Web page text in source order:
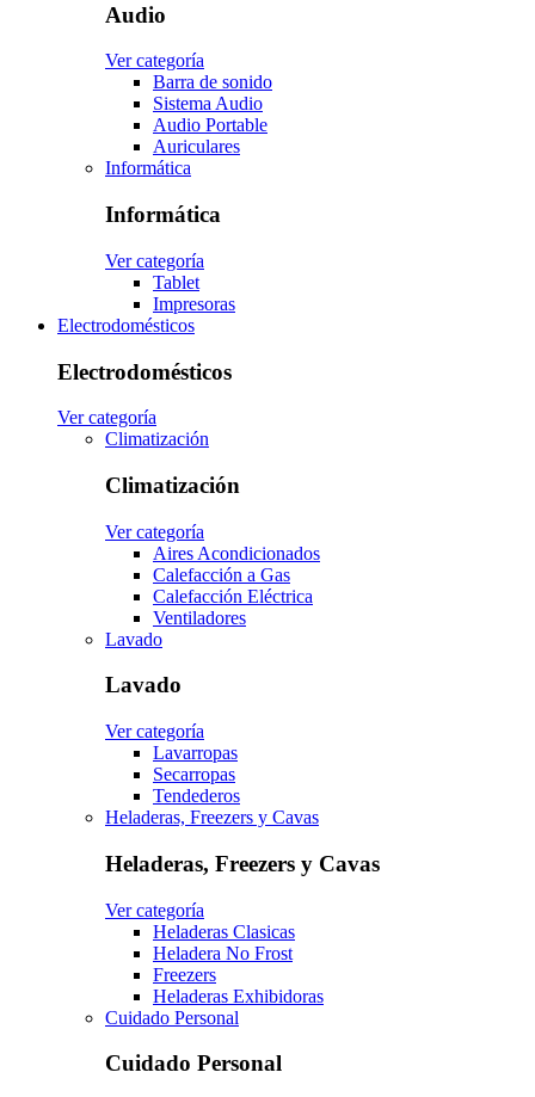
Audio
Ver categoría
Barra de sonido
Sistema Audio
Audio Portable
Auriculares
Informática
Informática
Ver categoría
Tablet
Impresoras
Electrodomésticos
Electrodomésticos
Ver categoría
Climatización
Climatización
Ver categoría
Aires Acondicionados
Calefacción a Gas
Calefacción Eléctrica
Ventiladores
Lavado
Lavado
Ver categoría
Lavarropas
Secarropas
Tendederos
Heladeras, Freezers y Cavas
Heladeras, Freezers y Cavas
Ver categoría
Heladeras Clasicas
Heladera No Frost
Freezers
Heladeras Exhibidoras
Cuidado Personal
Cuidado Personal